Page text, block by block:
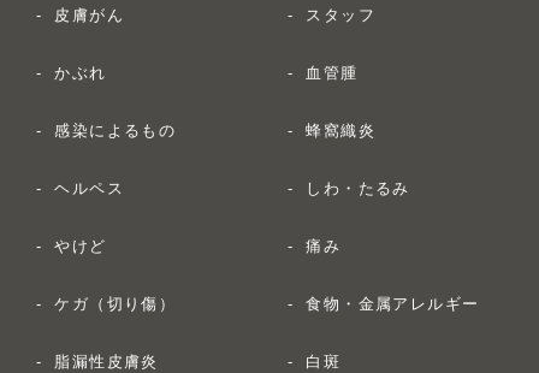
皮膚がん スタッフ
かぶれ 血管腫
感染によるもの 蜂窩織炎
ヘルペス しわ・たるみ
やけど 痛み
ケガ（切り傷） 食物・金属アレルギー
脂漏性皮膚炎 白斑